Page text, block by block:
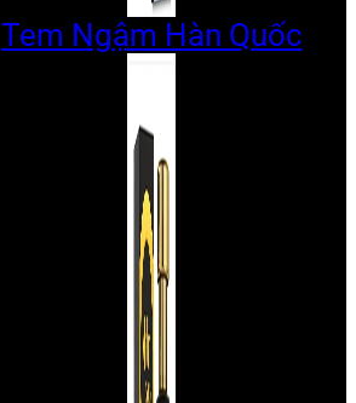
Tem Ngậm Hàn Quốc